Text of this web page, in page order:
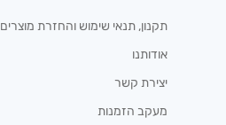
תקנון, תנאי שימוש והחזרת מוצרים
אודותנו
יצירת קשר
מעקב הזמנות